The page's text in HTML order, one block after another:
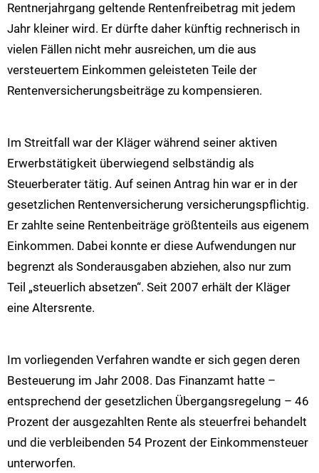
Rentnerjahrgang geltende Rentenfreibetrag mit jedem
Jahr kleiner wird. Er dürfte daher künftig rechnerisch in
vielen Fällen nicht mehr ausreichen, um die aus
versteuertem Einkommen geleisteten Teile der
Rentenversicherungsbeiträge zu kompensieren.
Im Streitfall war der Kläger während seiner aktiven
Erwerbstätigkeit überwiegend selbständig als
Steuerberater tätig. Auf seinen Antrag hin war er in der
gesetzlichen Rentenversicherung versicherungspflichtig.
Er zahlte seine Rentenbeiträge größtenteils aus eigenem
Einkommen. Dabei konnte er diese Aufwendungen nur
begrenzt als Sonderausgaben abziehen, also nur zum
Teil „steuerlich absetzen“. Seit 2007 erhält der Kläger
eine Altersrente.
Im vorliegenden Verfahren wandte er sich gegen deren
Besteuerung im Jahr 2008. Das Finanzamt hatte –
entsprechend der gesetzlichen Übergangsregelung – 46
Prozent der ausgezahlten Rente als steuerfrei behandelt
und die verbleibenden 54 Prozent der Einkommensteuer
unterworfen.